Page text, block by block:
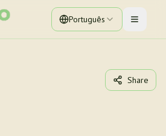
Português Toggle
Share